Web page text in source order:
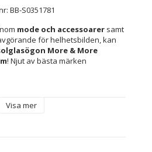
BB-S0351781
mode och accessoarer samt
för helhetsbilden, kan
More & More
Visa mer